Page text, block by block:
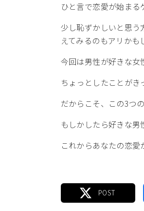
ひと言で恋愛が始まる
少し恥ずかしいと思
えてみるのもアリかも
今回は男性が好きな女
ちょっとしたことがき
だからこそ、この3つ
もしかしたら好きな男
これからあなたの恋愛